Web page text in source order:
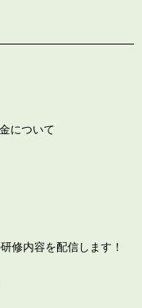
について
修内容を配信します！